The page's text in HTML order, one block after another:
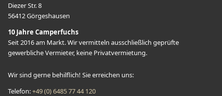
Diezer Str. 8
56412 Görgeshausen
10 Jahre Camperfuchs
Seit 2016 am Markt. Wir vermitteln ausschließlich geprüfte
gewerbliche Vermieter, keine Privatvermietung.
Wir sind gerne behilflich! Sie erreichen uns:
Telefon:+49 (0) 6485 77 44 120